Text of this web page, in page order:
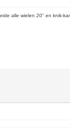
alle wielen 20" en knik-